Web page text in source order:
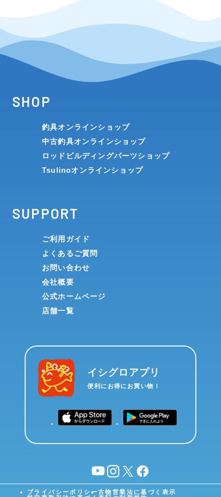
SHOP
釣具オンラインショップ
中古釣具オンラインショップ
ロッドビルディングパーツショップ
Tsulinoオンラインショップ
SUPPORT
ご利用ガイド
よくあるご質問
お問い合わせ
会社概要
公式ホームページ
店舗一覧
イシグロアプリ
便利にお得にお買い物！
YouTubeinstagram
X facebook
プライバシーポリシー古物営業法に基づく表示